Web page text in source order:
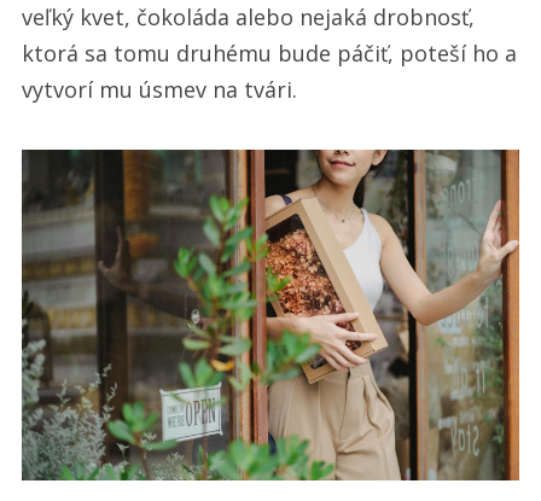
veľký kvet, čokoláda alebo nejaká drobnosť,
ktorá sa tomu druhému bude páčiť, poteší ho a
vytvorí mu úsmev na tvári.